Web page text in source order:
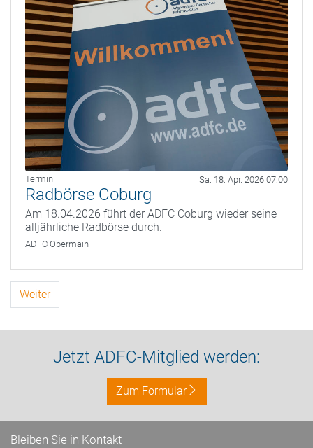
Termin Sa. 18. Apr. 2026 07:00
Radbörse Coburg
Am 18.04.2026 führt der ADFC Coburg wieder seine
alljährliche Radbörse durch.
ADFC Obermain
Weiter
Jetzt ADFC-Mitglied werden:
Zum Formular
Bleiben Sie in Kontakt